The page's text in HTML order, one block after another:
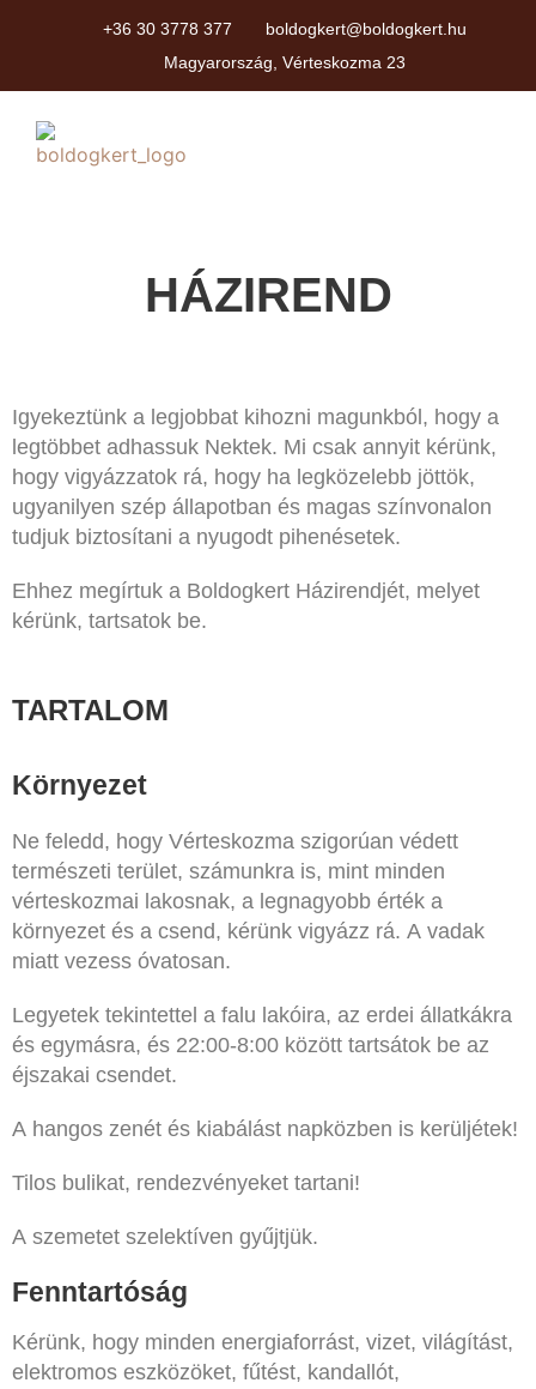
+36 30 3778 377
boldogkert@boldogkert.hu
Magyarország, Vérteskozma 23
HÁZIREND
Igyekeztünk a legjobbat kihozni magunkból, hogy a
legtöbbet adhassuk Nektek. Mi csak annyit kérünk,
hogy vigyázzatok rá, hogy ha legközelebb jöttök,
ugyanilyen szép állapotban és magas színvonalon
tudjuk biztosítani a nyugodt pihenésetek.
Ehhez megírtuk a Boldogkert Házirendjét, melyet
kérünk, tartsatok be.
TARTALOM
Környezet
Ne feledd, hogy Vérteskozma szigorúan védett
természeti terület, számunkra is, mint minden
vérteskozmai lakosnak, a legnagyobb érték a
környezet és a csend, kérünk vigyázz rá. A vadak
miatt vezess óvatosan.
Legyetek tekintettel a falu lakóira, az erdei állatkákra
és egymásra, és 22:00-8:00 között tartsátok be az
éjszakai csendet.
A hangos zenét és kiabálást napközben is kerüljétek!
Tilos bulikat, rendezvényeket tartani!
A szemetet szelektíven gyűjtjük.
Fenntartóság
Kérünk, hogy minden energiaforrást, vizet, világítást,
elektromos eszközöket, fűtést, kandallót,